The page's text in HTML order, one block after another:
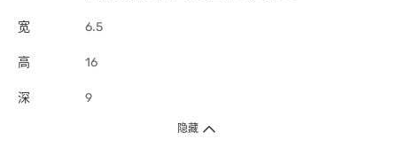
宽 6.5
高 16
深 9
隐藏